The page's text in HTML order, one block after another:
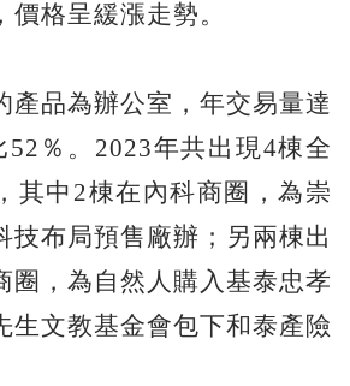
價格呈緩漲走勢。
產品為辦公室，年交易量達
52％。2023年共出現4棟全
其中2棟在內科商圈，為崇
技布局預售廠辦；另兩棟出
圈，為自然人購入基泰忠孝
生文教基金會包下和泰產險